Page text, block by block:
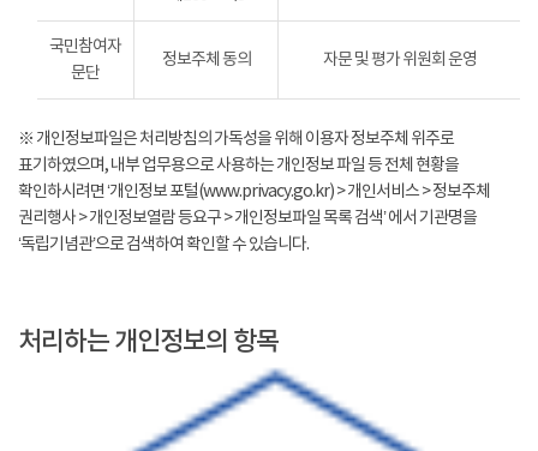
국민참여자
문단
정보주체 동의 자문 및 평가 위원회 운영
※ 개인정보파일은 처리방침의 가독성을 위해 이용자 정보주체 위주로
표기하였으며, 내부 업무용으로 사용하는 개인정보 파일 등 전체 현황을
확인하시려면 ‘개인정보 포털(www.privacy.go.kr) > 개인서비스 > 정보주체
권리행사 > 개인정보열람 등요구 > 개인정보파일 목록 검색’ 에서 기관명을
‘독립기념관’으로 검색하여 확인할 수 있습니다.
처리하는 개인정보의 항목